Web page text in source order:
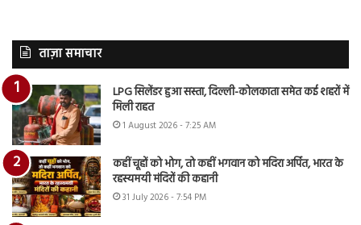
ताज़ा समाचार
LPG सिलेंडर हुआ सस्ता, दिल्ली-कोलकाता समेत कई शहरों में
मिली राहत
1 August 2026 - 7:25 AM
कहीं चूहों को भोग, तो कहीं भगवान को मदिरा अर्पित, भारत के
रहस्यमयी मंदिरों की कहानी
31 July 2026 - 7:54 PM